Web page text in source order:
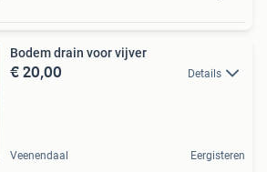
Bodem drain voor vijver
€ 20,00 Details
Veenendaal Eergisteren